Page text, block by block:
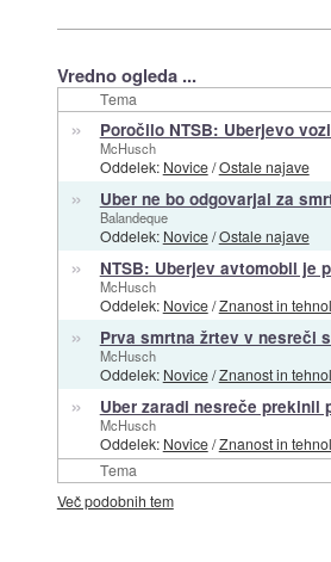
Vredno ogleda ...
Tema
Tema
» Poročilo NTSB: Uberjevo
McHusch
Oddelek: Novice/Ostale najave
» Uber ne bo odgovarjal za
Balandeque
Oddelek: Novice/Ostale najave
» NTSB: Uberjev avtomobil je
McHusch
Oddelek: Novice/Znanost in
» Prva smrtna žrtev v nesreči
McHusch
Oddelek: Novice/Znanost in
» Uber zaradi nesreče prekinil
McHusch
Oddelek: Novice/Znanost in
Več podobnih tem